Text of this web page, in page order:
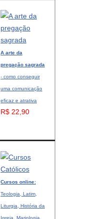
A arte da
pregação sagrada
- como conseguir
uma comunicação
eficaz e atrativa
R$ 22,90
Cursos online:
Teologia, Latim,
Liturgia, História da
Igreja, Mariologia,